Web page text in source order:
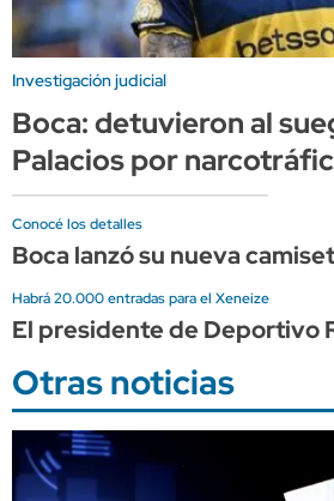
Investigación judicial
Boca: detuvieron al
Palacios por
Conocé los detalles
Boca lanzó su nueva
Habrá 20.000 entradas para el Xeneize
El presidente de Deportivo
Otras noticias